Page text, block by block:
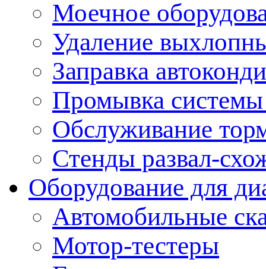
Моечное
Удаление
Заправка
Промывка
Обслуживание
Стенды развал-
Оборудование для
Автомобильные
Мотор-тестеры